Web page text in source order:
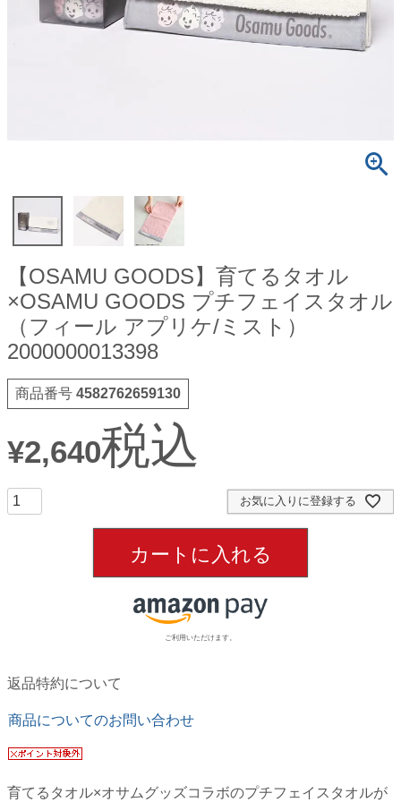
【OSAMU GOODS】育てるタオル
×OSAMU GOODS プチフェイスタオル
（フィール アプリケ/ミスト）
2000000013398
商品番号 4582762659130
¥2,640税込
お気に入りに登録する
カートに入れる
ご利用いただけます。
返品特約について
商品についてのお問い合わせ
育てるタオル×オサムグッズコラボのプチフェイスタオルが